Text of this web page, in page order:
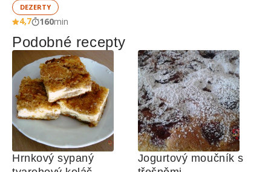
DEZERTY
4,7 160min
Podobné recepty
Hrnkový sypaný
Jogurtový moučník s